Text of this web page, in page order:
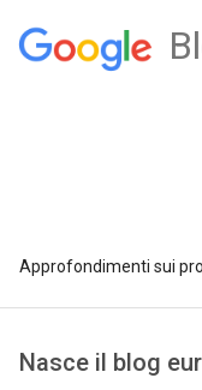
Approfondimenti sui
Nasce il blog